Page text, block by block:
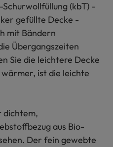
(kbT) -
gefüllte Decke -
mit Bändern
Übergangszeiten
Sie die leichtere Decke
ist die leichte
dichtem,
aus Bio-
Der fein gewebte